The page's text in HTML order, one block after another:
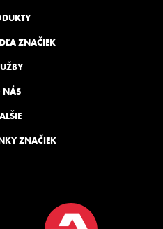
ZNAČIEK
NÁS
ZNAČIEK